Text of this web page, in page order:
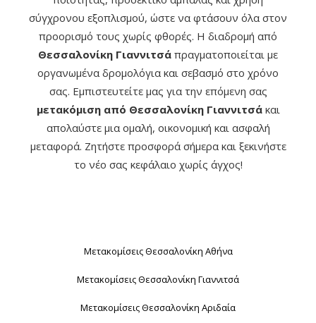
σύγχρονου εξοπλισμού, ώστε να φτάσουν όλα στον
προορισμό τους χωρίς φθορές. Η διαδρομή από
Θεσσαλονίκη Γιαννιτσά πραγματοποιείται με
οργανωμένα δρομολόγια και σεβασμό στο χρόνο
σας. Εμπιστευτείτε μας για την επόμενη σας
μετακόμιση από Θεσσαλονίκη Γιαννιτσάκαι
απολαύστε μια ομαλή, οικονομική και ασφαλή
μεταφορά. Ζητήστε προσφορά σήμερα και ξεκινήστε
το νέο σας κεφάλαιο χωρίς άγχος!
Μετακομίσεις Θεσσαλονίκη Αθήνα
Μετακομίσεις Θεσσαλονίκη Γιαννιτσά
Μετακομίσεις Θεσσαλονίκη Αριδαία